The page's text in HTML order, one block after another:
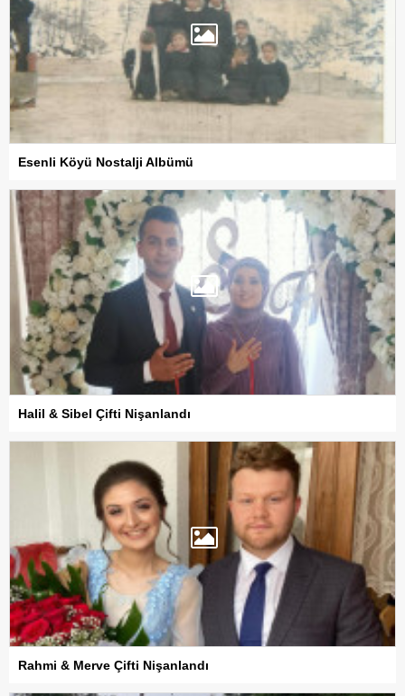
Esenli Köyü Nostalji Albümü
Halil & Sibel Çifti Nişanlandı
Rahmi & Merve Çifti Nişanlandı